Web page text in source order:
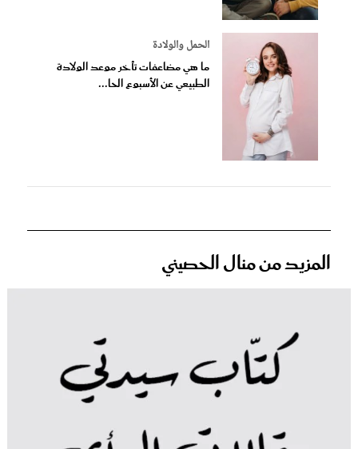
الحمل والولادة
ما هي مضاعفات تأخر موعد الولادة
الطبيعي عن الأسبوع الحا...
المزيد من منال الحصيني